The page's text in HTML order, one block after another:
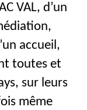
VAL, d’un
accueil,
toutes et
sur leurs
même